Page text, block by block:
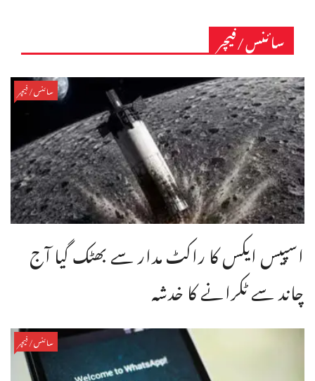
سائنس/فیچر
سائنس/فیچر
اسپیس ایکس کا راکٹ مدار سے بھٹک گیا آج
چاند سے ٹکرانے کا خدشہ
سائنس/فیچر